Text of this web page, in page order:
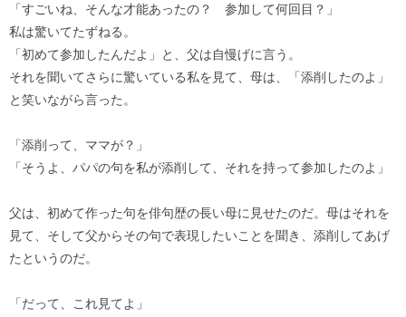
「すごいね、そんな才能あったの？ 参加して何回目？」
私は驚いてたずねる。
「初めて参加したんだよ」と、父は自慢げに言う。
それを聞いてさらに驚いている私を見て、母は、「添削したのよ」
と笑いながら言った。
「添削って、ママが？」
「そうよ、パパの句を私が添削して、それを持って参加したのよ」
父は、初めて作った句を俳句歴の長い母に見せたのだ。母はそれを
見て、そして父からその句で表現したいことを聞き、添削してあげ
たというのだ。
「だって、これ見てよ」